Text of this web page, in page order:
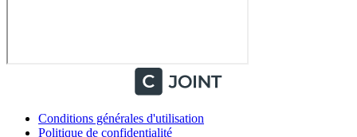
Conditions générales d'utilisation
Politique de confidentialité